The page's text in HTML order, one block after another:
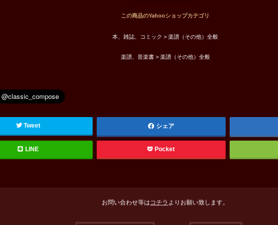
この商品のYahooショップカテゴリ
本、雑誌、コミック > 楽譜（その他）全般
楽譜、音楽書 > 楽譜（その他）全般
Tweet シェア
LINE Pocket
お問い合わせ等は コチラ よりお願い致します。